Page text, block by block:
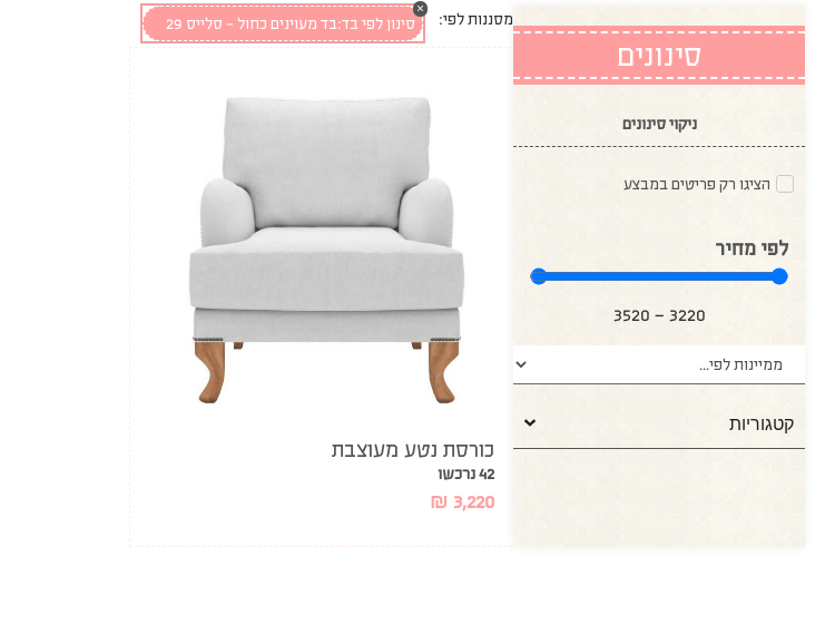
מסננות לפי: סינון לפי בד:בד מעוינים כחול - סלייס 29
×
כורסת נטע מעוצבת
42 נרכשו
₪ 3,220
סינונים
ניקוי סינונים
הציגו רק פריטים במבצע
לפי מחיר
3220
—
3520
קטגוריות